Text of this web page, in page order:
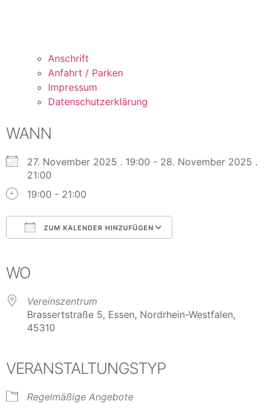
Anschrift
Anfahrt / Parken
Impressum
Datenschutzerklärung
WANN
27. November 2025 . 19:00 - 28. November 2025 .
21:00
19:00 - 21:00
ZUM KALENDER HINZUFÜGEN
WO
Vereinszentrum
Brassertstraße 5, Essen, Nordrhein-Westfalen,
45310
VERANSTALTUNGSTYP
Regelmäßige Angebote